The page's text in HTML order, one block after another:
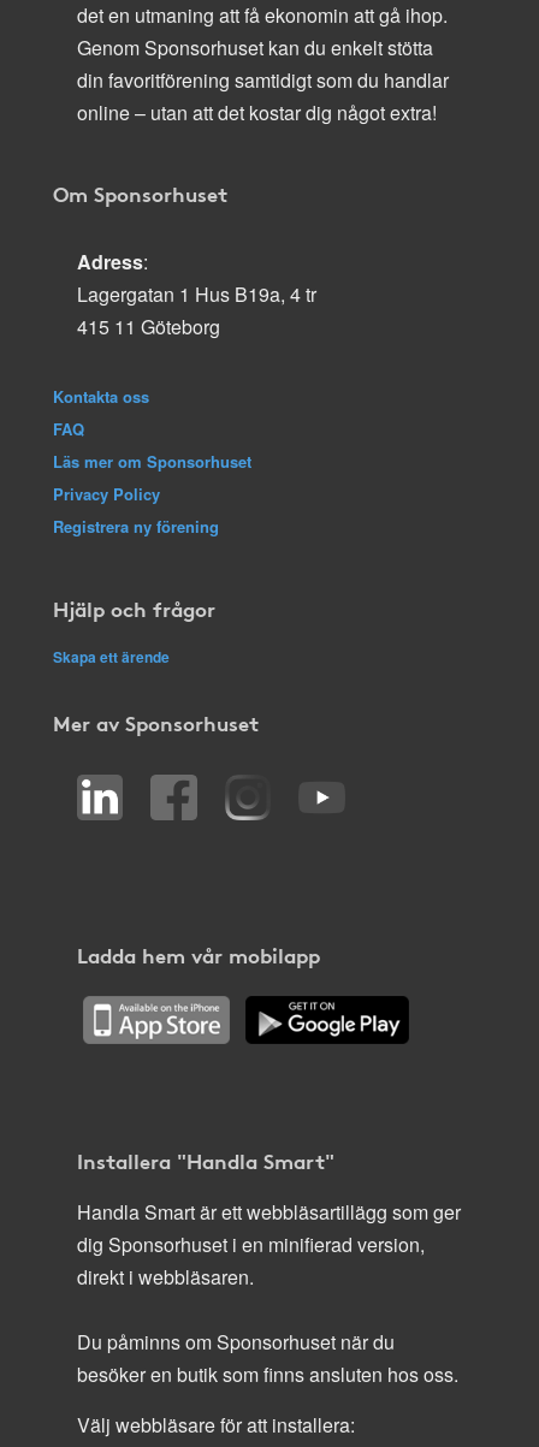
det en utmaning att få ekonomin att gå ihop.
Genom Sponsorhuset kan du enkelt stötta
din favoritförening samtidigt som du handlar
online – utan att det kostar dig något extra!
Om Sponsorhuset
Adress:
Lagergatan 1 Hus B19a, 4 tr
415 11 Göteborg
Kontakta oss
FAQ
Läs mer om Sponsorhuset
Privacy Policy
Registrera ny förening
Hjälp och frågor
Skapa ett ärende
Mer av Sponsorhuset
Ladda hem vår mobilapp
Installera "Handla Smart"
Handla Smart är ett webbläsartillägg som ger
dig Sponsorhuset i en minifierad version,
direkt i webbläsaren.
Du påminns om Sponsorhuset när du
besöker en butik som finns ansluten hos oss.
Välj webbläsare för att installera: